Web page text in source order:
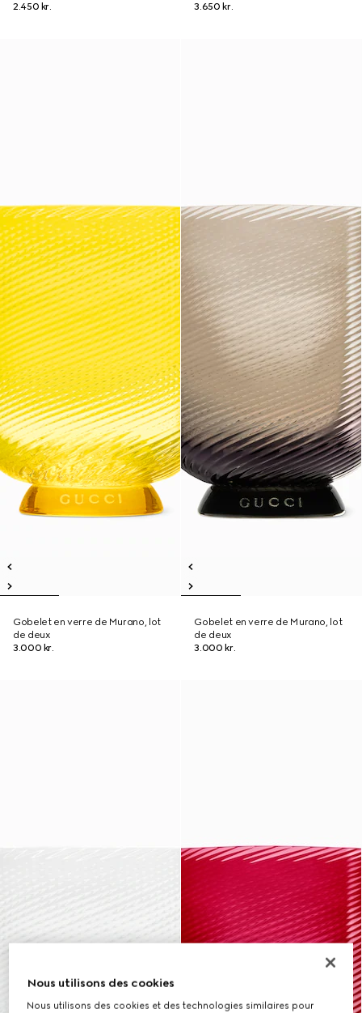
2.450 kr.
3.650 kr.
Gobelet en verre de Murano, lot
de deux
3.000 kr.
Gobelet en verre de Murano, lot
de deux
3.000 kr.
Nous utilisons des cookies
Nous utilisons des cookies et des technologies similaires pour